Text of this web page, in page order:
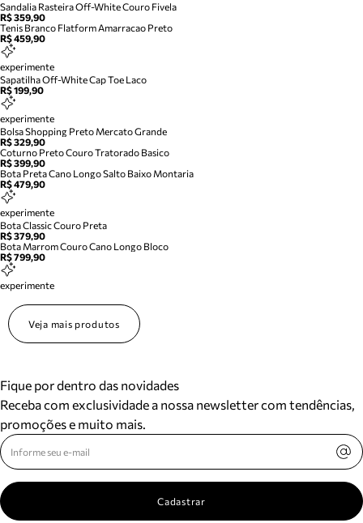
Sandalia Rasteira Off-White Couro Fivela
R$ 359,90
Tenis Branco Flatform Amarracao Preto
R$ 459,90
experimente
Sapatilha Off-White Cap Toe Laco
R$ 199,90
experimente
Bolsa Shopping Preto Mercato Grande
R$ 329,90
Coturno Preto Couro Tratorado Basico
R$ 399,90
Bota Preta Cano Longo Salto Baixo Montaria
R$ 479,90
experimente
Bota Classic Couro Preta
R$ 379,90
Bota Marrom Couro Cano Longo Bloco
R$ 799,90
experimente
Veja mais produtos
Fique por dentro das novidades
Receba com exclusividade a nossa newsletter com tendências,
promoções e muito mais.
Cadastrar